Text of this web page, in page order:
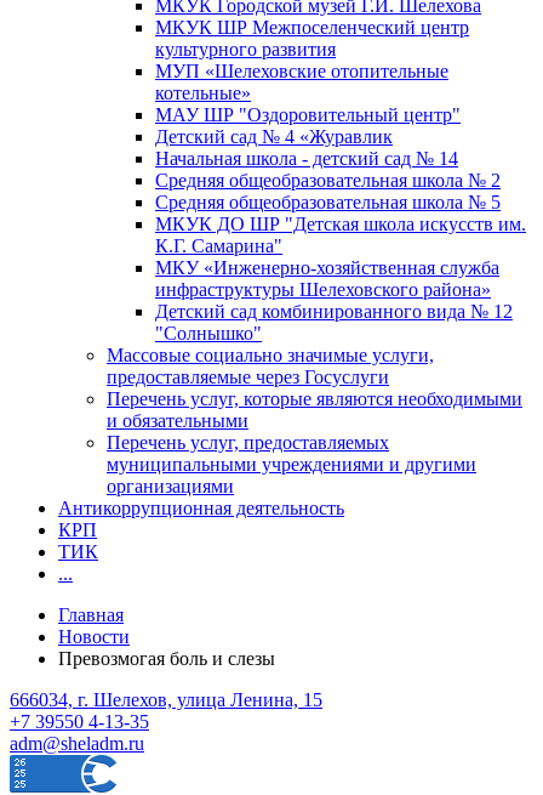
МКУК Городской музей Г.И. Шелехова
МКУК ШР Межпоселенческий центр
культурного развития
МУП «Шелеховские отопительные
котельные»
МАУ ШР "Оздоровительный центр"
Детский сад № 4 «Журавлик
Начальная школа - детский сад № 14
Средняя общеобразовательная школа № 2
Средняя общеобразовательная школа № 5
МКУК ДО ШР "Детская школа искусств им.
К.Г. Самарина"
МКУ «Инженерно-хозяйственная служба
инфраструктуры Шелеховского района»
Детский сад комбинированного вида № 12
"Солнышко"
Массовые социально значимые услуги,
предоставляемые через Госуслуги
Перечень услуг, которые являются необходимыми
и обязательными
Перечень услуг, предоставляемых
муниципальными учреждениями и другими
организациями
Антикоррупционная деятельность
КРП
ТИК
...
Главная
Новости
Превозмогая боль и слезы
666034, г. Шелехов, улица Ленина, 15
+7 39550 4-13-35
adm@sheladm.ru